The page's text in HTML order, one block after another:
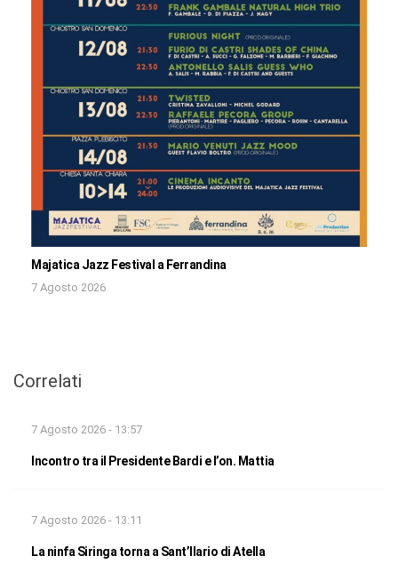
Majatica Jazz Festival a Ferrandina
7 Agosto 2026
Correlati
7 Agosto 2026 - 13:57
Incontro tra il Presidente Bardi e l’on. Mattia
7 Agosto 2026 - 13:11
La ninfa Siringa torna a Sant’Ilario di Atella